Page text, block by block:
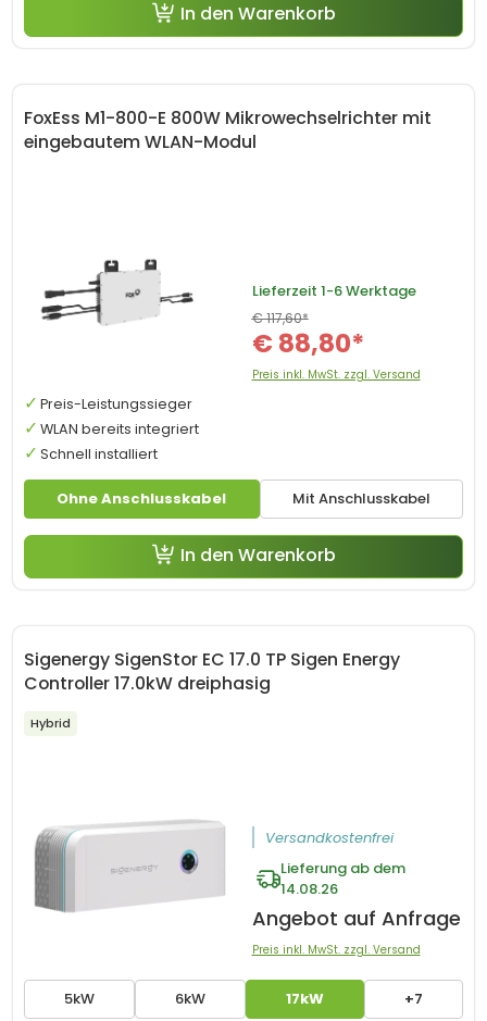
In den Warenkorb
FoxEss M1-800-E 800W Mikrowechselrichter mit
eingebautem WLAN-Modul
Ohne Anschlusskabel Mit Anschlusskabel
Lieferzeit 1-6 Werktage
€ 88,80*
€ 117,60*
Preis inkl. MwSt. zzgl. Versand
Preis-Leistungssieger
WLAN bereits integriert
Schnell installiert
In den Warenkorb
Sigenergy SigenStor EC 17.0 TP Sigen Energy
Controller 17.0kW dreiphasig
Hybrid
5kW 6kW 17kW +7
Versandkostenfrei
Lieferung ab dem
14.08.26
Angebot auf Anfrage
Preis inkl. MwSt. zzgl. Versand